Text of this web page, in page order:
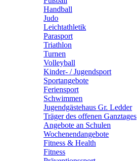
Handball
Judo
Leichtathletik
Parasport
Triathlon
Turnen
Volleyball
Kinder- / Jugendsport
Sportangebote
Feriensport
Schwimmen
Jugendgästehaus Gr. Ledder
Träger des offenen Ganztages
Angebote an Schulen
Wochenendangebote
Fitness & Health
Fitness